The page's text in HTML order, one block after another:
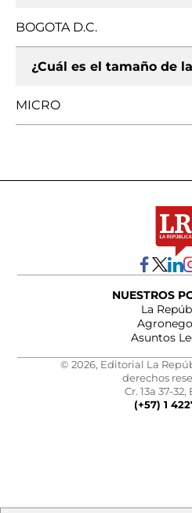
BOGOTA D.C.
¿Cuál es el tamaño de
MICRO
NUESTROS
La
Asuntos
© 2026, Editorial La
derechos
Cr. 13a 37-
(+57) 1